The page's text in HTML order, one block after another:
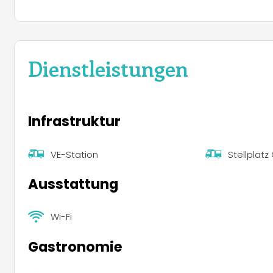
Dienstleistungen
Infrastruktur
VE-Station Stellplatz
Ausstattung
Wi-Fi
Gastronomie